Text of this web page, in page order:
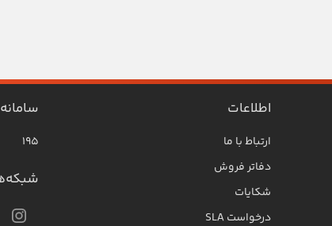
اطلاعات
ارتباط با ما
دفاتر فروش
شکایات
درخواست SLA
۱۹۵